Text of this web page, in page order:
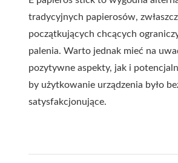
tradycyjnych papierosów,
początkujących chcących
palenia. Warto jednak mieć na
pozytywne aspekty, jak i
by użytkowanie urządzenia było
satysfakcjonujące.